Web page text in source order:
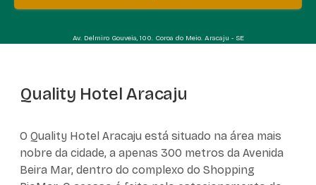
Av. Delmiro Gouveia, 100. Coroa do Meio. Aracaju - SE
Quality Hotel Aracaju
O Quality Hotel Aracaju está situado na área mais
nobre da cidade, a apenas 300 metros da Avenida
Beira Mar, dentro do complexo do Shopping